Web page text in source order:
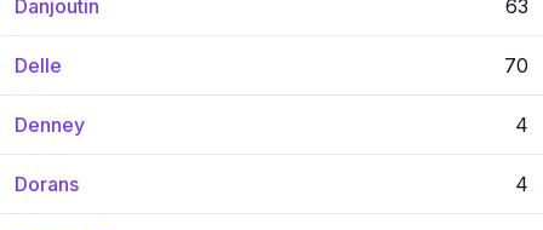
Danjoutin 63
Delle 70
Denney 4
Dorans 4